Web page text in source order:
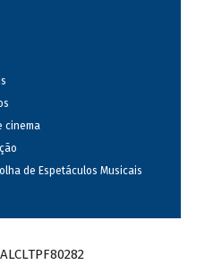
cinema
de Espetáculos Musicais